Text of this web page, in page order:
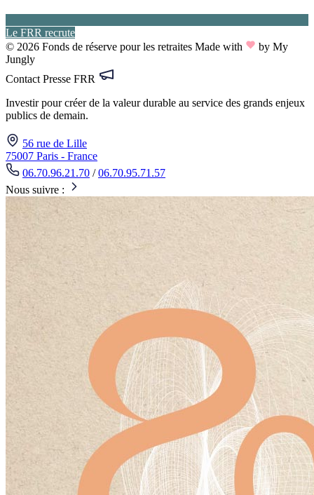
Le FRR recrute
© 2026 Fonds de réserve pour les retraites Made with
by My
Jungly
Contact Presse FRR
Investir pour créer de la valeur durable au service des grands enjeux
publics de demain.
56 rue de Lille
75007 Paris - France
06.70.96.21.70 /06.70.95.71.57
Nous suivre :